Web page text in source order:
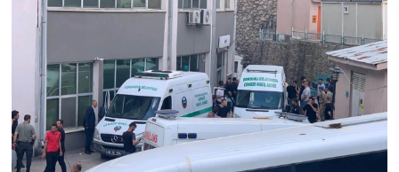
TEKNOLOJİ
Turizm
VAN'DA SPOR